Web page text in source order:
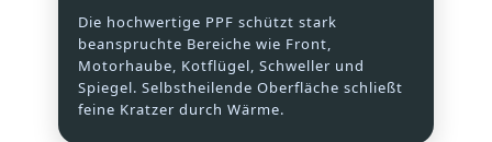
Die hochwertige PPF schützt stark
beanspruchte Bereiche wie Front,
Motorhaube, Kotflügel, Schweller und
Spiegel. Selbstheilende Oberfläche schließt
feine Kratzer durch Wärme.